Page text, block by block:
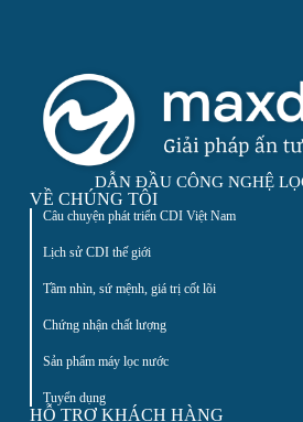
DẪN ĐẦU CÔNG NGHỆ
VỀ CHÚNG TÔI
Câu chuyện phát triển CDI Việt Nam
Lịch sử CDI thế giới
Tầm nhìn, sứ mệnh, giá trị cốt lõi
Chứng nhận chất lượng
Sản phẩm máy lọc nước
Tuyển dụng
HỖ TRỢ KHÁCH HÀNG